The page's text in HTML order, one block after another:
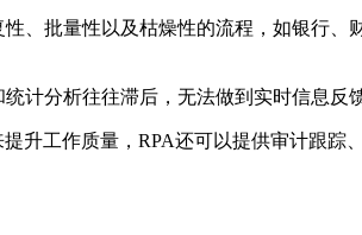
、批量性以及枯燥性的流程，如银行
计分析往往滞后，无法做到实时信息反馈
升工作质量，RPA还可以提供审计跟踪